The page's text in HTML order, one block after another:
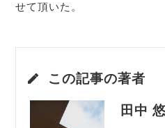
せて頂いた。
この記事の著者
田中